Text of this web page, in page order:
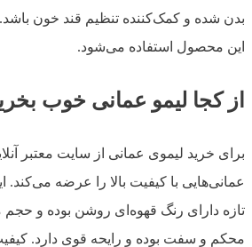
بدن شده و کمک‌کننده تنظیم قند خون باشد.
این محصول استفاده می‌شود.
از کجا لیمو عمانی خوب
برای خرید لیموی عمانی از سایت معتبر
عمانی‌هایی با کیفیت بالا را عرضه
تازه دارای رنگ قهوه‌ای روشن بوده و حجم
محکم و سفت بوده و رایحه قوی دارد. کیفیت